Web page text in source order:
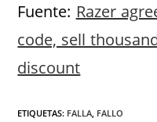
Fuente: Razer
code, sell
discount
ETIQUETAS: FALLA, FALLO